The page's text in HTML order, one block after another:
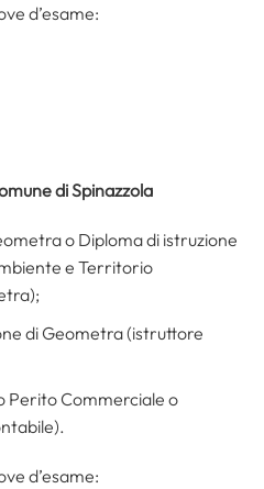
d’esame:
di Spinazzola
o Diploma di istruzione
e Territorio
di Geometra (istruttore
Perito Commerciale o
d’esame: